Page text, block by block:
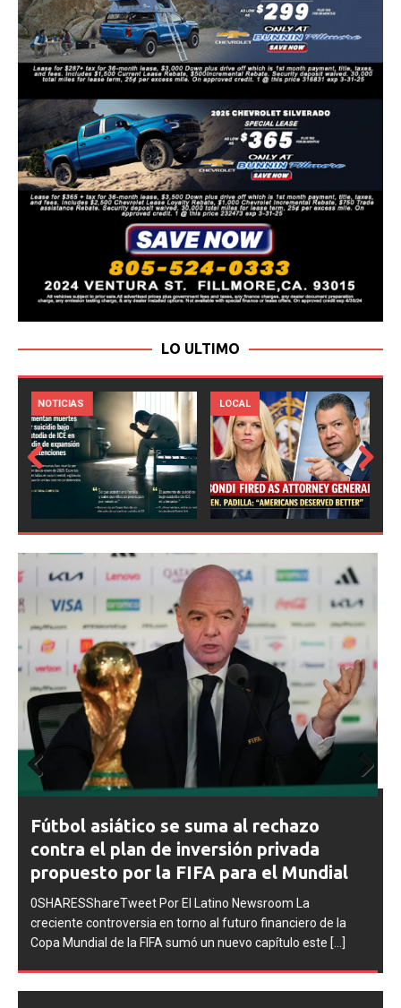
LO ULTIMO
LOCAL NOTICIAS
Prev
Next
FIFA abre expedientes disciplinarios
contra Argentina tras los incidentes en
la final del Mundial 2026
0SHARESShareTweet Por El Latino Newsroom La FIFA
inició una serie de procesos disciplinarios contra la
Asociación del Fútbol Argentino (AFA), cuatro integrantes
de la selección
Prev
ious
Next